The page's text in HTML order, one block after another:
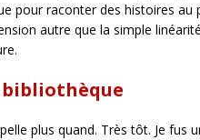
pour raconter des histoires au
autre que la simple
plus quand. Très tôt. Je fus